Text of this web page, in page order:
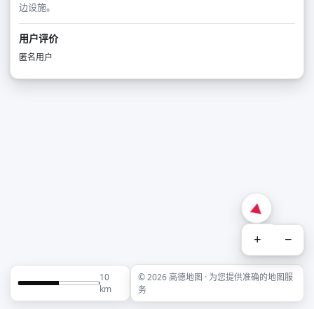
边设施。
用户评价
匿名用户
+ −
10
km
© 2026 高德地图 · 为您提供准确的地图服
务